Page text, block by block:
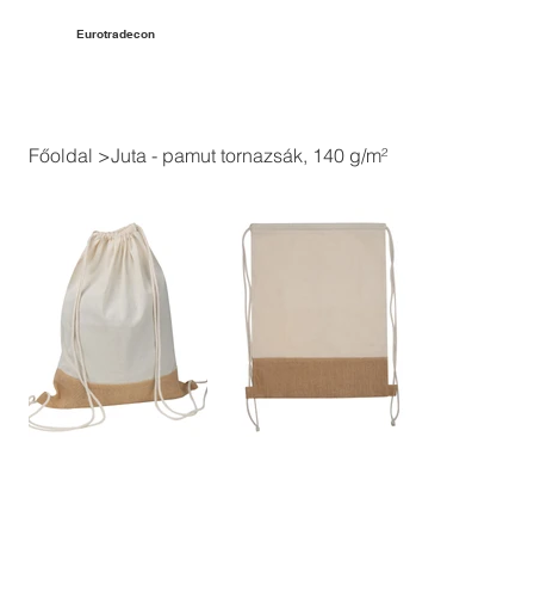
Eurotradecon
Főoldal >Juta - pamut tornazsák, 140 g/m²